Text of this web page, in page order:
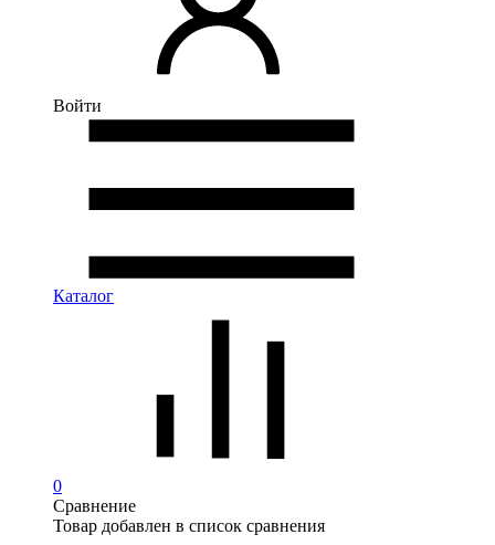
Войти
Каталог
0
Сравнение
Товар добавлен в список сравнения